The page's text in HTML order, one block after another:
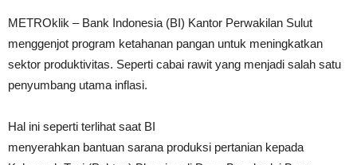
METROklik – Bank Indonesia (BI) Kantor Perwakilan Sulut
menggenjot program ketahanan pangan untuk meningkatkan
sektor produktivitas. Seperti cabai rawit yang menjadi salah satu
penyumbang utama inflasi.
Hal ini seperti terlihat saat BI
menyerahkan bantuan sarana produksi pertanian kepada